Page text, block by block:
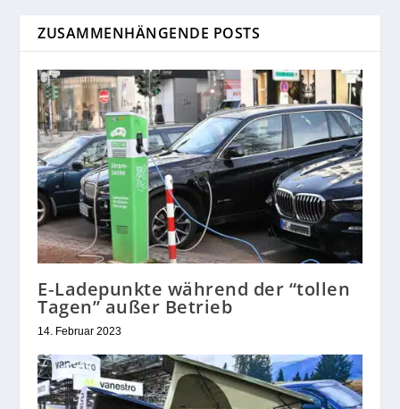
ZUSAMMENHÄNGENDE POSTS
E‑Ladepunkte während der “tollen
Tagen” außer Betrieb
14. Februar 2023